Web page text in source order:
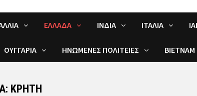
ΕΛΛΆΔΑ ΙΝΔΊΑ ΙΤΑΛΊΑ
ΟΥΓΓΑΡΊΑ ΗΝΩΜΈΝΕΣ ΠΟΛΙΤΕΊΕΣ ΒΙΕΤΝΆΜ
ΚΡΉΤΗ